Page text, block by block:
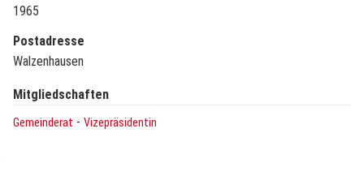
1965
Postadresse
Walzenhausen
Mitgliedschaften
Gemeinderat - Vizepräsidentin